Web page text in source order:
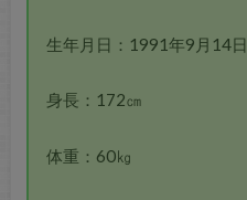
生年月日：1991年9月14日
身長：172㎝
体重：60㎏